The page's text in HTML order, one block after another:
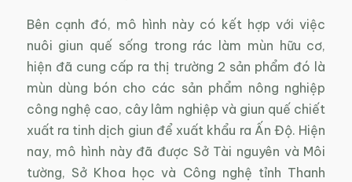
Bên cạnh đó, mô hình này có kết hợp với việc
nuôi giun quế sống trong rác làm mùn hữu cơ,
hiện đã cung cấp ra thị trường 2 sản phẩm đó là
mùn dùng bón cho các sản phẩm nông nghiệp
công nghệ cao, cây lâm nghiệp và giun quế chiết
xuất ra tinh dịch giun để xuất khẩu ra Ấn Độ. Hiện
nay, mô hình này đã được Sở Tài nguyên và Môi
tường, Sở Khoa học và Công nghệ tỉnh Thanh